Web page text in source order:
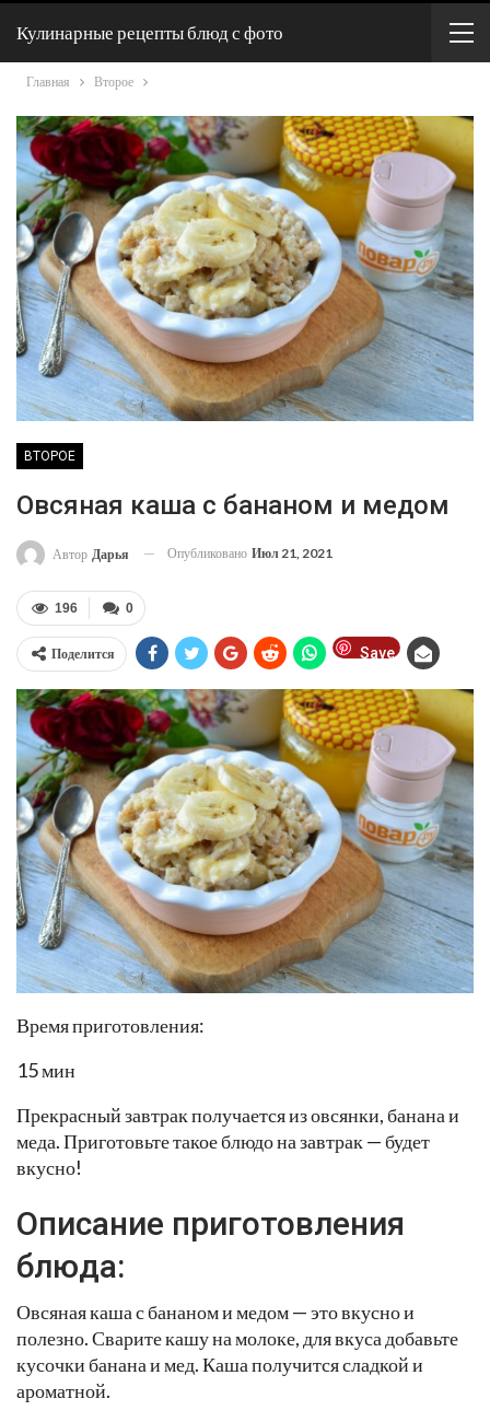
Кулинарные рецепты блюд с фото
Главная Второе
ВТОРОЕ
Овсяная каша с бананом и медом
Автор Дарья Опубликовано Июл 21, 2021
0
196
Поделится Save
Время приготовления:
15 мин
Прекрасный завтрак получается из овсянки, банана и
меда. Приготовьте такое блюдо на завтрак — будет
вкусно!
Описание приготовления
блюда:
Овсяная каша с бананом и медом — это вкусно и
полезно. Сварите кашу на молоке, для вкуса добавьте
кусочки банана и мед. Каша получится сладкой и
ароматной.